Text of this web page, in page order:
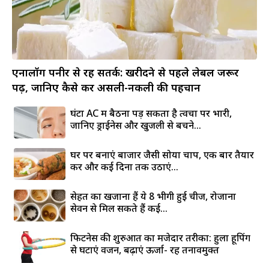
एनालॉग पनीर से रहें सतर्क: खरीदने से पहले लेबल जरूर
पढ़ें, जानिए कैसे करें असली-नकली की पहचान
घंटों AC में बैठना पड़ सकता है त्वचा पर भारी,
जानिए ड्राईनेस और खुजली से बचने...
घर पर बनाएं बाजार जैसी सोया चाप, एक बार तैयार
करें और कई दिनों तक उठाएं...
सेहत का खजाना हैं ये 8 भीगी हुई चीजें, रोजाना
सेवन से मिल सकते हैं कई...
फिटनेस की शुरुआत का मजेदार तरीका: हुला हूपिंग
से घटाएं वजन, बढ़ाएं ऊर्जा- रहें तनावमुक्त